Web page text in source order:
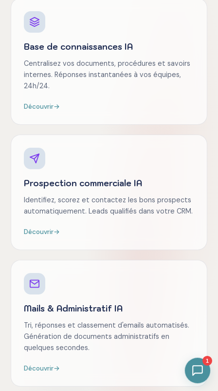
Base de connaissances IA
Centralisez vos documents, procédures et savoirs
internes. Réponses instantanées à vos équipes,
24h/24.
Découvrir→
Prospection commerciale IA
Identifiez, scorez et contactez les bons prospects
automatiquement. Leads qualifiés dans votre CRM.
Découvrir→
Mails & Administratif IA
Tri, réponses et classement d'emails automatisés.
Génération de documents administratifs en
quelques secondes.
Découvrir→
1